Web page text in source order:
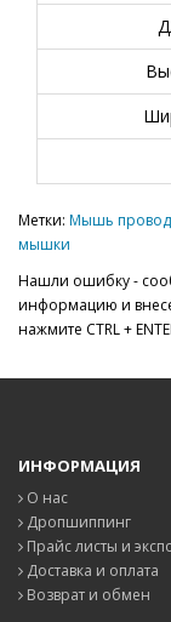
Метки: Мышь
мышки
Нашли ошибку -
информацию и
нажмите CTRL +
ИНФОРМАЦИЯ
О нас
Дропшиппинг
Прайс листы и
Доставка и оплата
Возврат и обмен